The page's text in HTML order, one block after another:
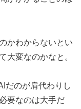
かわからないとい
大変なのかなと。
だのが肩代わりし
要なのは大手だ